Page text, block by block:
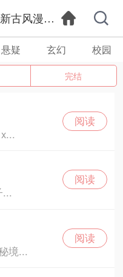
古风漫画大全
悬疑 玄幻 校园
完结
阅读
阅读
境...
阅读